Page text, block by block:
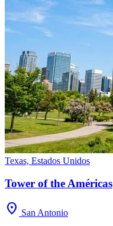
Texas, Estados Unidos
Tower of the Américas
location_on San Antonio